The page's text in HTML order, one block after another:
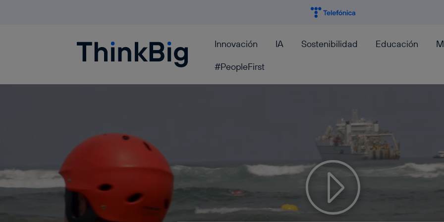
Blogthinkbig.com Innovación IA Sostenibilidad Educación
#PeopleFirst